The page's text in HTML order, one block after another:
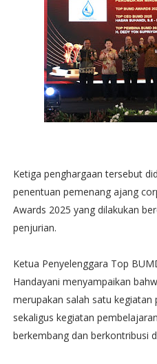
Ketiga penghargaan tersebut
penentuan pemenang ajang
Awards 2025 yang dilakukan
penjurian.
Ketua Penyelenggara Top
Handayani menyampaikan
merupakan salah satu kegiatan
sekaligus kegiatan
berkembang dan berkontribusi